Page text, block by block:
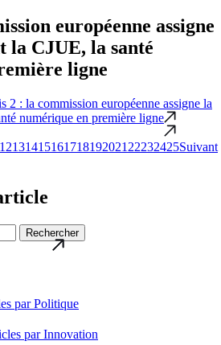
européenne assigne
la CJUE, la santé
ligne
2 : la commission européenne assigne la
numérique en première ligne
12131415161718192021 22232425Suivant
Rechercher
par Politique
par Innovation